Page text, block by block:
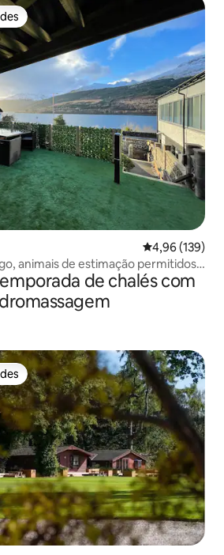
4,96 de uma
4,96 (139)
animais de estimação permitidos,
de chalés com